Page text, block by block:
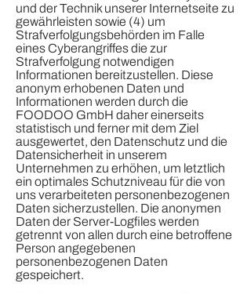
und der Technik unserer Internetseite zu
gewährleisten sowie (4) um
Strafverfolgungsbehörden im Falle
eines Cyberangriffes die zur
Strafverfolgung notwendigen
Informationen bereitzustellen. Diese
anonym erhobenen Daten und
Informationen werden durch die
FOODOO GmbH daher einerseits
statistisch und ferner mit dem Ziel
ausgewertet, den Datenschutz und die
Datensicherheit in unserem
Unternehmen zu erhöhen, um letztlich
ein optimales Schutzniveau für die von
uns verarbeiteten personenbezogenen
Daten sicherzustellen. Die anonymen
Daten der Server-Logfiles werden
getrennt von allen durch eine betroffene
Person angegebenen
personenbezogenen Daten
gespeichert.